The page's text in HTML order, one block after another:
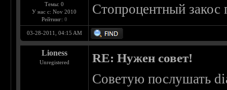
Темы: 0
У нас с: Nov 2010
Рейтинг: 0
Стопроцентный
03-28-2011, 04:15 AM
Lioness
Unregistered RE: Нужен совет!
Советую послушать